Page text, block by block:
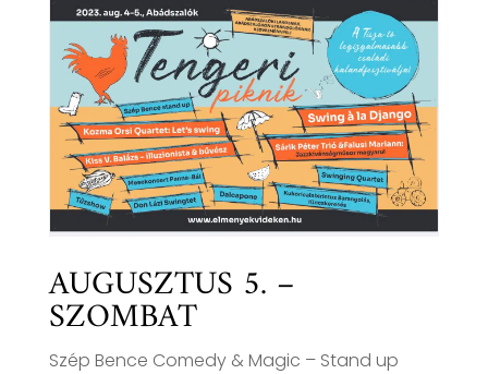
AUGUSZTUS 5. –
SZOMBAT
Szép Bence Comedy & Magic – Stand up